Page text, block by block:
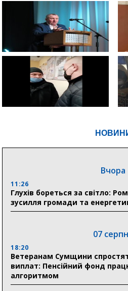
Вчора
11:26
Глухів бореться за світло:
зусилля громади та
07
18:20
Ветеранам Сумщини
виплат: Пенсійний фонд
алгоритмом